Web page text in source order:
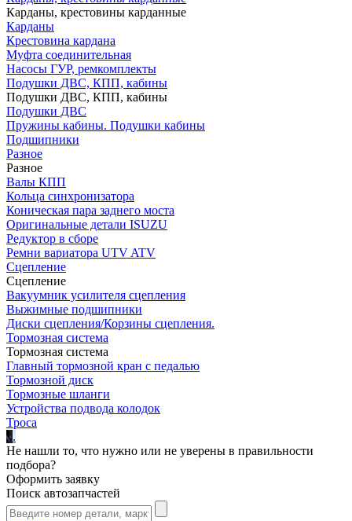
Карданы, крестовины карданные
Карданы
Крестовина кардана
Муфта соединительная
Насосы ГУР, ремкомплекты
Подушки ДВС, КПП, кабины
Подушки ДВС, КПП, кабины
Подушки ДВС
Пружины кабины. Подушки кабины
Подшипники
Разное
Разное
Валы КПП
Кольца синхронизатора
Коническая пара заднего моста
Оригинальные детали ISUZU
Редуктор в сборе
Ремни вариатора UTV ATV
Сцепление
Сцепление
Вакуумник усилителя сцепления
Выжимные подшипники
Диски сцепления/Корзины сцепления.
Тормозная система
Тормозная система
Главный тормозной кран с педалью
Тормозной диск
Тормозные шланги
Устройства подвода колодок
Троса
...
Не нашли то, что нужно или не уверены в правильности
подбора?
Оформить заявку
Поиск автозапчастей